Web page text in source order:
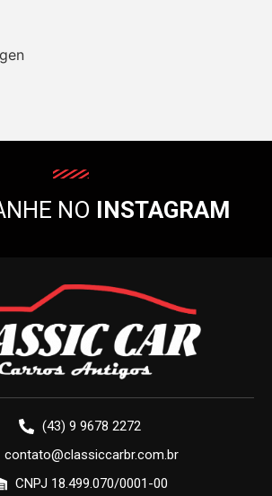
NO INSTAGRAM
(43) 9 9678 2272
contato@classiccarbr.com.br
CNPJ 18.499.070/0001-00